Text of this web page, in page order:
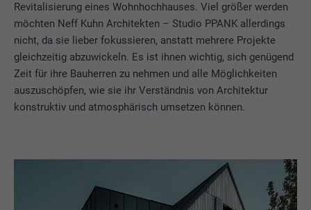
Revitalisierung eines Wohnhochhauses. Viel größer werden
möchten Neff Kuhn Architekten – Studio PPANK allerdings
nicht, da sie lieber fokussieren, anstatt mehrere Projekte
gleichzeitig abzuwickeln. Es ist ihnen wichtig, sich genügend
Zeit für ihre Bauherren zu nehmen und alle Möglichkeiten
auszuschöpfen, wie sie ihr Verständnis von Architektur
konstruktiv und atmosphärisch umsetzen können.